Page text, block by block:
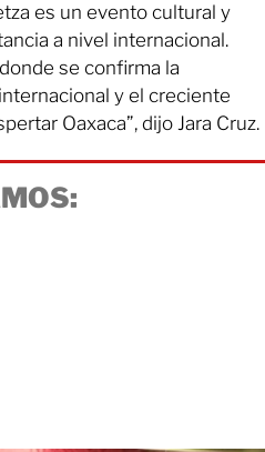
es un evento cultural y
a nivel internacional.
se confirma la
y el creciente
Oaxaca”, dijo Jara Cruz.